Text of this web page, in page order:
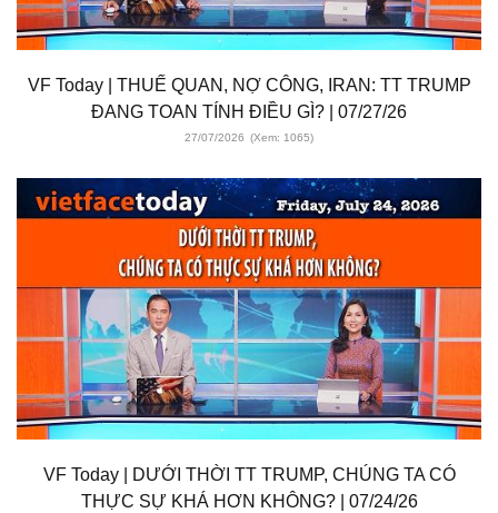
VF Today | THUẾ QUAN, NỢ CÔNG, IRAN: TT TRUMP
ĐANG TOAN TÍNH ĐIỀU GÌ? | 07/27/26
27/07/2026 (Xem: 1065)
VF Today | DƯỚI THỜI TT TRUMP, CHÚNG TA CÓ
THỰC SỰ KHÁ HƠN KHÔNG? | 07/24/26